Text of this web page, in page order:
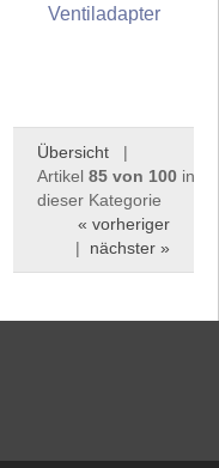
Ventiladapter
Übersicht |
Artikel 85 von 100 in
dieser Kategorie
« vorheriger
| nächster »